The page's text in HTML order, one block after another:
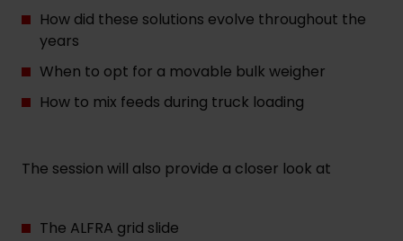
How did these solutions evolve throughout the
years
When to opt for a movable bulk weigher
How to mix feeds during truck loading
The session will also provide a closer look at
The ALFRA grid slide